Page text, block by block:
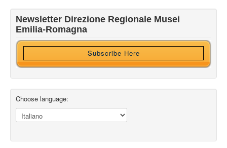
Newsletter Direzione Regionale Musei
Emilia-Romagna
Subscribe Here
Ricevi HTML?
Choose language: